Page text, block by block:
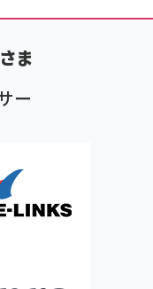
ま
ー